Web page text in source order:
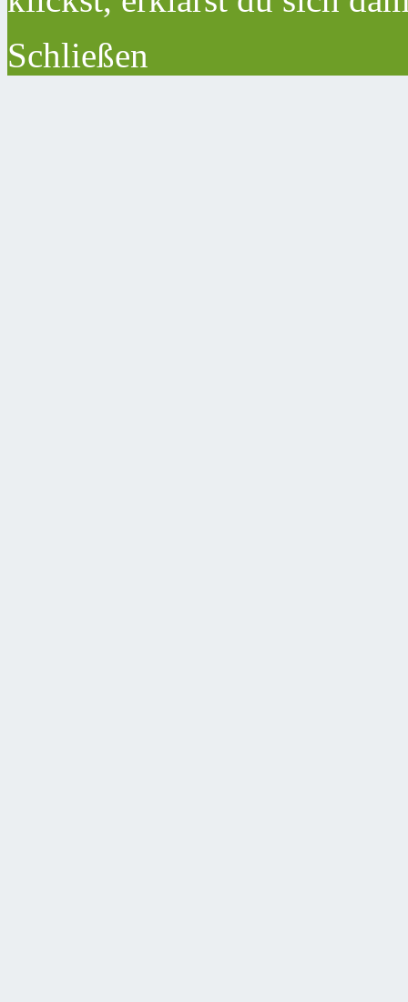
Schließen